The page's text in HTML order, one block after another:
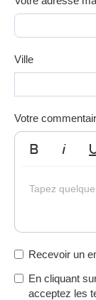
Ville
Votre
Tapez
Recevoir un
En cliquant
acceptez les